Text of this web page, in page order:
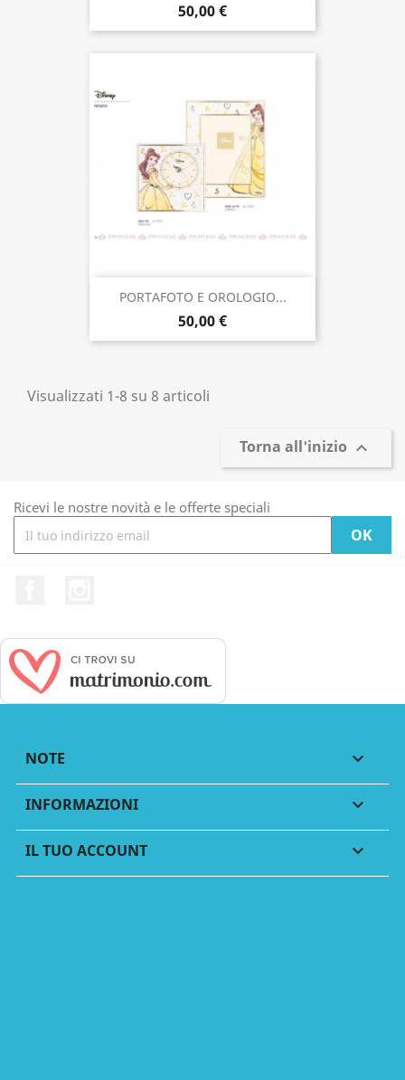
50,00 €
PORTAFOTO E OROLOGIO...
50,00 €
Visualizzati 1-8 su 8 articoli
Torna all'inizio 
Ricevi le nostre novità e le offerte speciali
NOTE 
INFORMAZIONI 
IL TUO ACCOUNT 